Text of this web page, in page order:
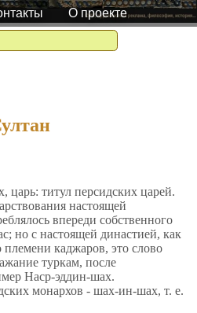
О проекте
царь: титул персидских царей.
настоящей
впереди собственного
но с настоящей династией, как
каджаров, это слово
туркам, после
Наср-эддин-шах.
монархов - шах-ин-шах, т. е.